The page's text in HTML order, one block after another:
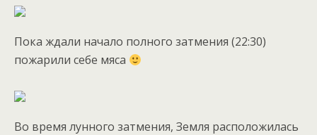
Пока ждали начало полного затмения (22:30)
пожарили себе мяса
Во время лунного затмения, Земля расположилась